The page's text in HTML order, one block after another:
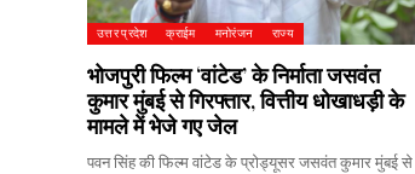
उत्तर प्रदेश क्राईम मनोरंजन राज्य
भोजपुरी फिल्म ‘वांटेड’ के निर्माता जसवंत
कुमार मुंबई से गिरफ्तार, वित्तीय धोखाधड़ी के
मामले में भेजे गए जेल
पवन सिंह की फिल्म वांटेड के प्रोड्यूसर जसवंत कुमार मुंबई से